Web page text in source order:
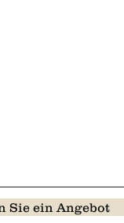
Sie ein Angebot